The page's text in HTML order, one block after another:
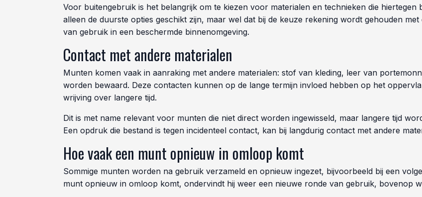
Voor buitengebruik is het belangrijk om te kiezen voor materialen en technieken die hiertegen
alleen de duurste opties geschikt zijn, maar wel dat bij de keuze rekening wordt gehouden
van gebruik in een beschermde binnenomgeving.
Contact met andere materialen
Munten komen vaak in aanraking met andere materialen: stof van kleding, leer van
worden bewaard. Deze contacten kunnen op de lange termijn invloed hebben op het
wrijving over langere tijd.
Dit is met name relevant voor munten die niet direct worden ingewisseld, maar langere tijd
Een opdruk die bestand is tegen incidenteel contact, kan bij langdurig contact met andere
Hoe vaak een munt opnieuw in omloop komt
Sommige munten worden na gebruik verzameld en opnieuw ingezet, bijvoorbeeld bij een
munt opnieuw in omloop komt, ondervindt hij weer een nieuwe ronde van gebruik, bovenop